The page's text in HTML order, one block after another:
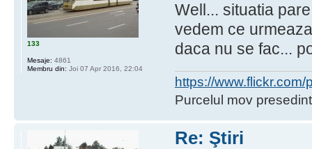
Well... situatia
vedem ce
daca nu se fac...
https://
Purcelul mov
133
Mesaje: 4861
Membru din: Joi 07 Apr 2016, 22:04
Re: Ştiri